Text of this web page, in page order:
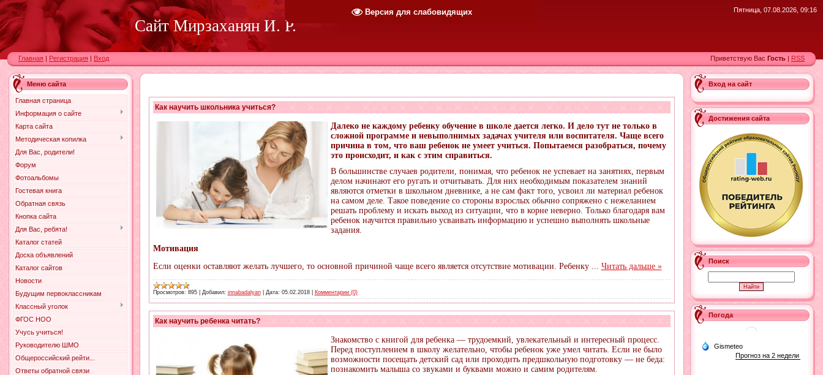
Версия для слабовидящих
Сайт Мирзаханян И. Р.
Пятница, 07.08.2026, 09:16
Главная | Регистрация | Вход Приветствую Вас Гость | RSS
Меню сайта
Главная страница
Информация о сайте
Карта сайта
Методическая копилка
Для Вас, родители!
Форум
Фотоальбомы
Гостевая книга
Обратная связь
Кнопка сайта
Для Вас, ребята!
Каталог статей
Доска объявлений
Каталог сайтов
Новости
Будущим первоклассникам
Классный уголок
ФГОС НОО
Учусь учиться!
Руководителю ШМО
Общероссийский рейти...
Ответы обратной связи
Как научить школьника учиться?
Далеко не каждому ребенку обучение в школе дается легко. И дело тут не только в
сложной программе и невыполнимых задачах учителя или воспитателя. Чаще всего
причина в том, что ваш ребенок не умеет учиться. Попытаемся разобраться, почему
это происходит, и как с этим справиться.
В большинстве случаев родители, понимая, что ребенок не успевает на занятиях, первым
делом начинают его ругать и отчитывать. Для них необходимым показателем знаний
являются отметки в школьном дневнике, а не сам факт того, усвоил ли материал ребенок
на самом деле. Такое поведение со стороны взрослых обычно сопряжено с нежеланием
решать проблему и искать выход из ситуации, что в корне неверно. Только благодаря вам
ребенок научится правильно усваивать информацию и успешно выполнять школьные
задания.
Мотивация
Если оценки оставляют желать лучшего, то основной причиной чаще всего является отсутствие мотивации. Ребенку
Читать дальше »
Просмотров: 895 Добавил: innabadalyan Дата: 05.02.2018 Комментарии (0)
Как научить ребенка читать?
Знакомство с книгой для ребенка — трудоемкий, увлекательный и интересный процесс.
Перед поступлением в школу желательно, чтобы ребенок уже умел читать. Если не было
возможности посещать детский сад или проходить предшкольную подготовку — не беда:
познакомить малыша со звуками и буквами можно и самим родителям.
Вход на сайт
Достижения сайта
Поиск
Погода